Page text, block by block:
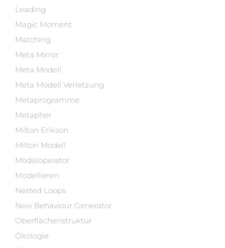
Leading
Magic Moment
Matching
Meta Mirror
Meta Modell
Meta Modell Verletzung
Metaprogramme
Metapher
Milton Erikson
Milton Modell
Modaloperator
Modellieren
Nested Loops
New Behaviour Generator
Oberflächenstruktur
Ökologie